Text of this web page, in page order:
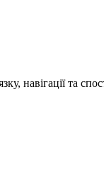
навігації та